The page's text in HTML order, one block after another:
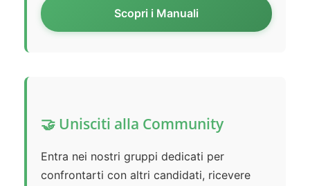
Scopri i Manuali
🤝 Unisciti alla Community
Entra nei nostri gruppi dedicati per
confrontarti con altri candidati, ricevere